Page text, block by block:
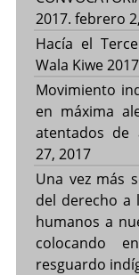
2017. febrero
Hacía el
Wala Kiwe 2017
Movimiento
en máxima
atentados de
27, 2017
Una vez más
del derecho a
humanos a
colocando
resguardo